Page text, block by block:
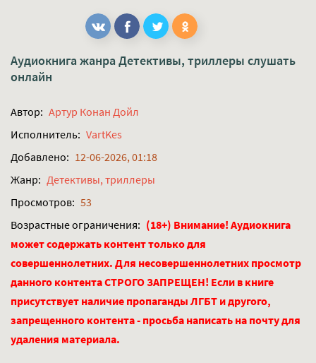
Аудиокнига жанра Детективы, триллеры слушать
онлайн
Автор: Артур Конан Дойл
Исполнитель: VartKes
Добавлено: 12-06-2026, 01:18
Жанр: Детективы, триллеры
Просмотров: 53
Возрастные ограничения: (18+) Внимание! Аудиокнига
может содержать контент только для
совершеннолетних. Для несовершеннолетних просмотр
данного контента СТРОГО ЗАПРЕЩЕН! Если в книге
присутствует наличие пропаганды ЛГБТ и другого,
запрещенного контента - просьба написать на почту для
удаления материала.